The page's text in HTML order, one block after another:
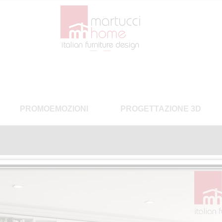
PROMOEMOZIONI PROGETTAZIONE 3D